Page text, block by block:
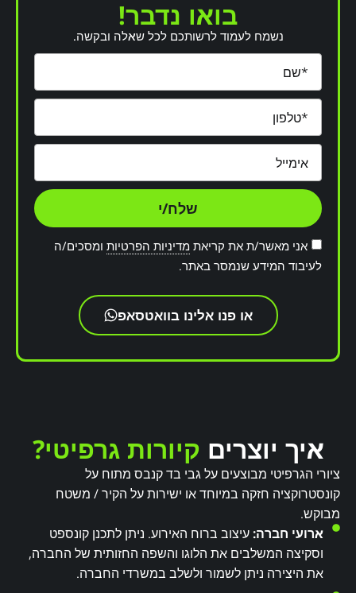
בואו נדבר!
נשמח לעמוד לרשותכם לכל שאלה ובקשה.
אני מאשר/ת את קריאת מדיניות הפרטיות ומסכים/ה
לעיבוד המידע שנמסר באתר.
שלח/י
או פנו אלינו בוואטסאפ
איך יוצרים קיורות גרפיטי?
ציורי הגרפיטי מבוצעים על גבי בד קנבס מתוח על
קונסטרוקציה חזקה במיוחד או ישירות על הקיר / משטח
מבוקש.
ארועי חברה:עיצוב ברוח האירוע. ניתן לתכנן קונספט
וסקיצה המשלבים את הלוגו והשפה החזותית של החברה,
את היצירה ניתן לשמור ולשלב במשרדי החברה.